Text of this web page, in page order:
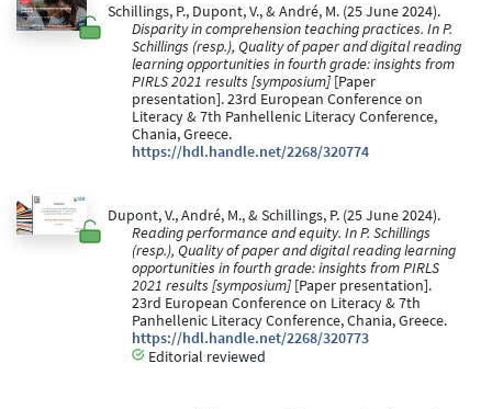
Schillings, P., Dupont, V., & André, M. (25 June 2024).
Disparity in comprehension teaching practices. In P.
Schillings (resp.), Quality of paper and digital reading
learning opportunities in fourth grade: insights from
PIRLS 2021 results [symposium] [Paper
presentation]. 23rd European Conference on
Literacy & 7th Panhellenic Literacy Conference,
Chania, Greece.
https://hdl.handle.net/2268/320774
Dupont, V., André, M., & Schillings, P. (25 June 2024).
Reading performance and equity. In P. Schillings
(resp.), Quality of paper and digital reading learning
opportunities in fourth grade: insights from PIRLS
2021 results [symposium] [Paper presentation].
23rd European Conference on Literacy & 7th
Panhellenic Literacy Conference, Chania, Greece.
https://hdl.handle.net/2268/320773
Editorial reviewed